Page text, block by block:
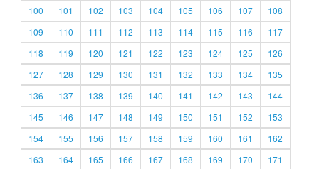
100
101 102 103 104 105 106 107
108
109
110 111 112 113 114 115 116
117
118
119 120 121 122 123 124 125
126
127
128 129 130 131 132 133 134
135
136
137 138 139 140 141 142 143
144
145
146 147 148 149 150 151 152
153
154
155 156 157 158 159 160 161
162
163
164 165 166 167 168 169 170
171